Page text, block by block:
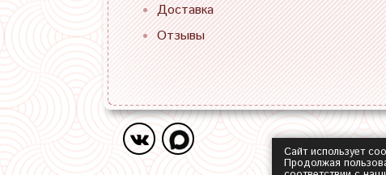
Доставка
Отзывы
Сайт использует
Продолжая